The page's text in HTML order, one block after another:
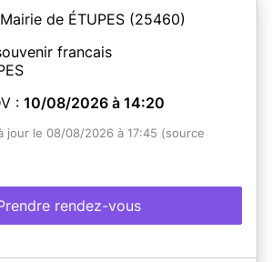
Mairie de ÉTUPES (25460)
francais
: 10/08/2026 à 14:20
jour le 08/08/2026 à 17:45 (source
rendez-vous